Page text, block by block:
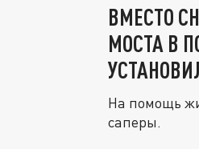
ВМЕСТО
МОСТА В
На помощь
саперы.